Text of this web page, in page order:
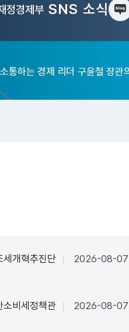
정경제부 SNS 소식
소통하는 경제 리더 구윤철 장관
세개혁추진단 2026-08-
소비세정책관 2026-08-